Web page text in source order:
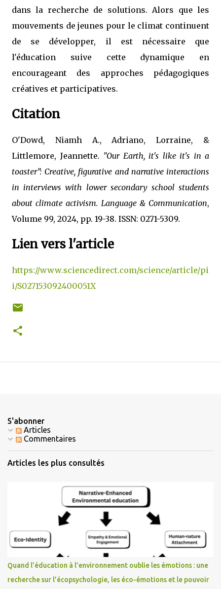
dans la recherche de solutions. Alors que les
mouvements de jeunes pour le climat continuent
de se développer, il est nécessaire que
l'éducation suive cette dynamique en
encourageant des approches pédagogiques
créatives et participatives.
Citation
O'Dowd, Niamh A., Adriano, Lorraine, &
Littlemore, Jeannette. "Our Earth, it's like it's in a
toaster”: Creative, figurative and narrative interactions
in interviews with lower secondary school students
about climate activism. Language & Communication,
Volume 99, 2024, pp. 19-38. ISSN: 0271-5309.
Lien vers l'article
https://www.sciencedirect.com/science/article/pi
i/S027153092400051X
S'abonner
Articles
Commentaires
Articles les plus consultés
Quand l’éducation à l’environnement oublie les émotions : une
recherche sur l’écopsychologie, les éco-émotions et le pouvoir